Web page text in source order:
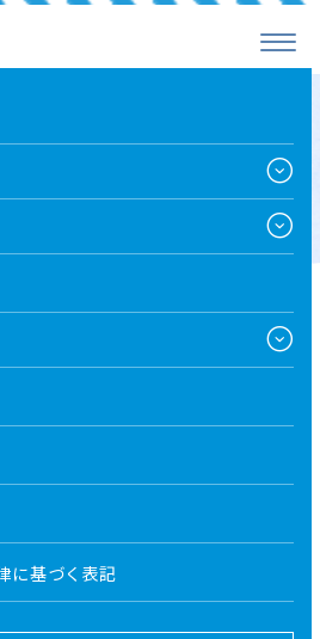
に基づく表記
東白石中学校
校